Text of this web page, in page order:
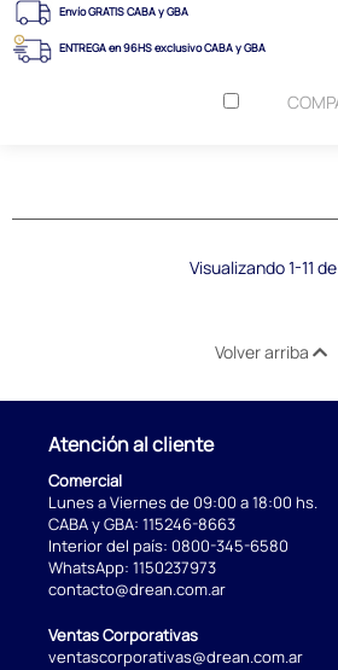
Envío GRATIS CABA y GBA
ENTREGA en 96HS exclusivo CABA y GBA
Visualizando 1-11 de
Volver arriba
Atención al cliente
Comercial
Lunes a Viernes de 09:00 a 18:00 hs.
CABA y GBA: 115246-8663
Interior del país: 0800-345-6580
WhatsApp: 1150237973
contacto@drean.com.ar
Ventas Corporativas
ventascorporativas@drean.com.ar